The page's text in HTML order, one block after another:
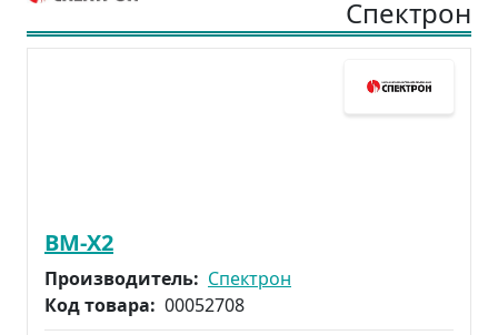
Спектрон
ВМ-Х2
Производитель: Спектрон
Код товара: 00052708